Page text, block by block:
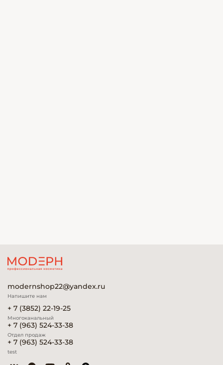
modernshop22@yandex.ru
Напишите нам
+ 7 (3852) 22-19-25
Многоканальный
+ 7 (963) 524-33-38
Отдел продаж
+ 7 (963) 524-33-38
test